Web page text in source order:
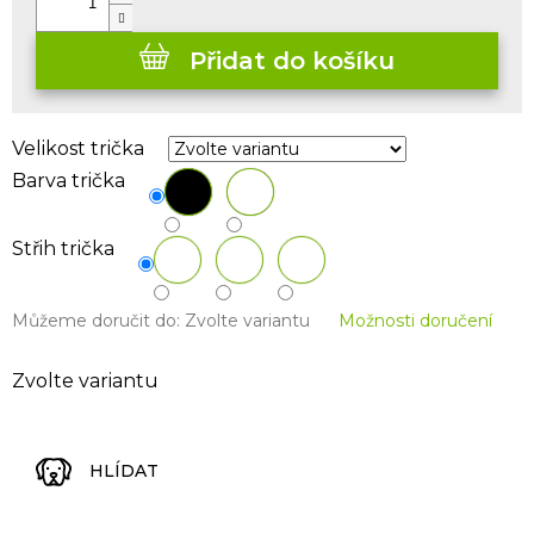
Zvolte variantu
Velikost trička
Barva trička
Střih trička
Můžeme doručit do: Zvolte variantu Možnosti doručení
Přidat do košíku
HLÍDAT